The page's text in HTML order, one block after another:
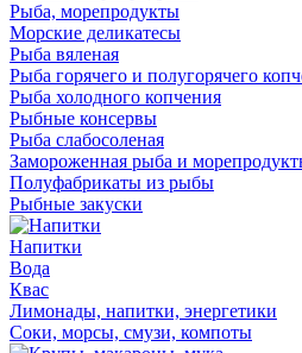
Рыба, морепродукты
Морские деликатесы
Рыба вяленая
Рыба горячего и полугорячего
Рыба холодного копчения
Рыбные консервы
Рыба слабосоленая
Замороженная рыба и
Полуфабрикаты из рыбы
Рыбные закуски
Напитки
Вода
Квас
Лимонады, напитки, энергетики
Соки, морсы, смузи, компоты